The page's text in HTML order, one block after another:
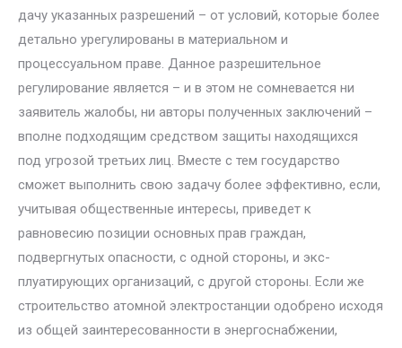
дачу указанных разрешений – от условий, которые более
детально уре­гулированы в материальном и
процессуальном праве. Данное разреши­тельное
регулирование является – и в этом не сомневается ни
заяви­тель жалобы, ни авторы полученных заключений –
вполне подходящим средством защиты находящихся
под угрозой третьих лиц. Вместе с тем государство
сможет выполнить свою задачу более эффективно, если,
учитывая общественные интересы, приведет к
равновесию позиции ос­новных прав граждан,
подвергнутых опасности, с одной стороны, и экс­
плуатирующих организаций, с другой стороны. Если же
строительство атомной электростанции одобрено исходя
из общей заинтересованно­сти в энергоснабжении,